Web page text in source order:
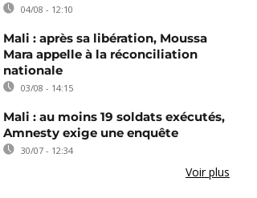
04/08 - 12:10
Mali : après sa libération, Moussa
Mara appelle à la réconciliation
nationale
03/08 - 14:15
Mali : au moins 19 soldats exécutés,
Amnesty exige une enquête
30/07 - 12:34
Voir plus